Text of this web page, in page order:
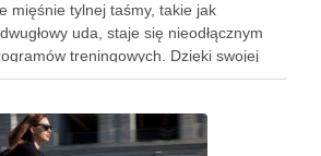
mięśnie tylnej taśmy, takie jak
uda, staje się nieodłącznym
treningowych. Dzięki swojej
to pozwala na rozwijanie siły oraz